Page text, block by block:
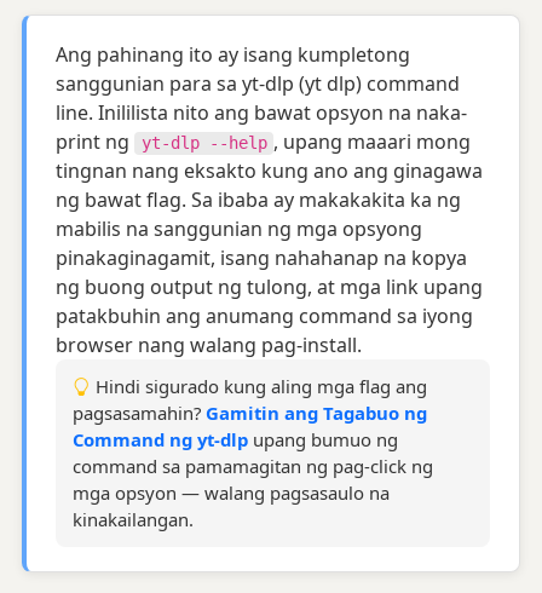
Ang pahinang ito ay isang kumpletong
sanggunian para sa yt-dlp (yt dlp) command
line. Inililista nito ang bawat opsyon na naka-
print ng
yt-dlp --help , upang maaari mong
tingnan nang eksakto kung ano ang ginagawa
ng bawat flag. Sa ibaba ay makakakita ka ng
mabilis na sanggunian ng mga opsyong
pinakaginagamit, isang nahahanap na kopya
ng buong output ng tulong, at mga link upang
patakbuhin ang anumang command sa iyong
browser nang walang pag-install.
Hindi sigurado kung aling mga flag ang
pagsasamahin?Gamitin ang Tagabuo ng
Command ng yt-dlp upang bumuo ng
command sa pamamagitan ng pag-click ng
mga opsyon — walang pagsasaulo na
kinakailangan.